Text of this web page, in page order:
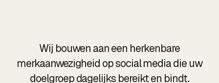
Wij bouwen aan een herkenbare
merkaanwezigheid op social media die uw
doelgroep dagelijks bereikt en bindt.